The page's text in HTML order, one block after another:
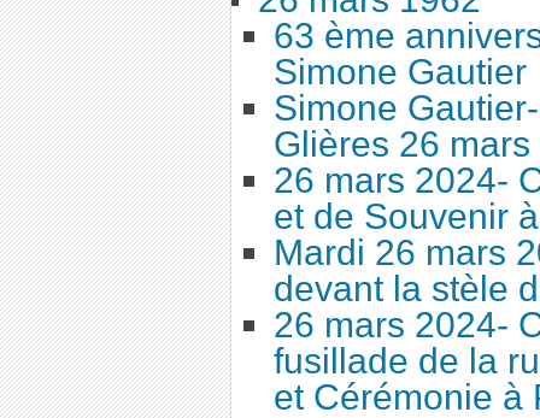
63 ème
Simone Gautier
Simone
Glières 26 mars
26 mars 2024-
et de Souvenir
Mardi 26 mars
devant la stèle
26 mars 2024-
fusillade de la
et Cérémonie à